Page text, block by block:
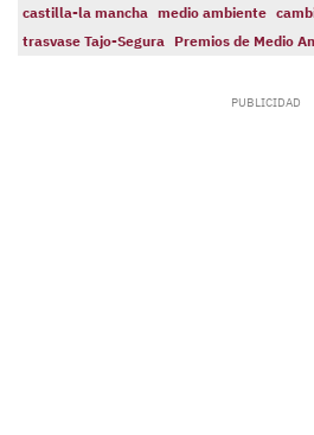
castilla-la mancha medio ambiente
trasvase Tajo-Segura Premios de Medio